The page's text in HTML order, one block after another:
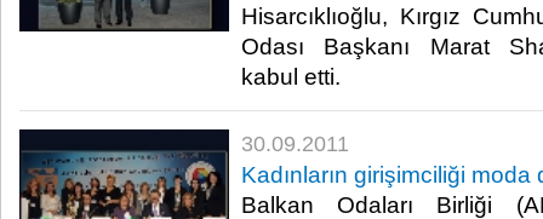
Hisarcıklıoğlu, Kırgız
Odası Başkanı Marat
kabul etti. ​ ​
30.09.2011
Kadınların girişimciliği
Balkan Odaları Birliği